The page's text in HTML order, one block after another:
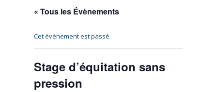
« Tous les Évènements
Cet évènement est passé.
Stage d’équitation sans
pression